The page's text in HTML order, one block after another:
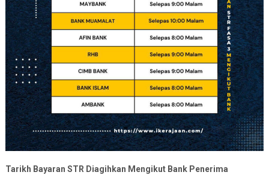
Tarikh Bayaran STR Diagihkan Mengikut Bank Penerima